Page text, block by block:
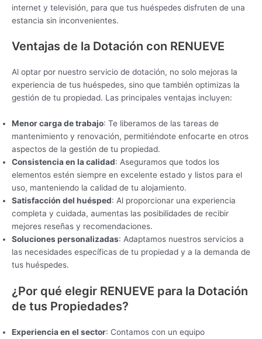
internet y televisión, para que tus huéspedes disfruten de una
estancia sin inconvenientes.
Ventajas de la Dotación con RENUEVE
Al optar por nuestro servicio de dotación, no solo mejoras la
experiencia de tus huéspedes, sino que también optimizas la
gestión de tu propiedad. Las principales ventajas incluyen:
Menor carga de trabajo: Te liberamos de las tareas de
mantenimiento y renovación, permitiéndote enfocarte en otros
aspectos de la gestión de tu propiedad.
Consistencia en la calidad: Aseguramos que todos los
elementos estén siempre en excelente estado y listos para el
uso, manteniendo la calidad de tu alojamiento.
Satisfacción del huésped: Al proporcionar una experiencia
completa y cuidada, aumentas las posibilidades de recibir
mejores reseñas y recomendaciones.
Soluciones personalizadas: Adaptamos nuestros servicios a
las necesidades específicas de tu propiedad y a la demanda de
tus huéspedes.
¿Por qué elegir RENUEVE para la Dotación
de tus Propiedades?
Experiencia en el sector: Contamos con un equipo